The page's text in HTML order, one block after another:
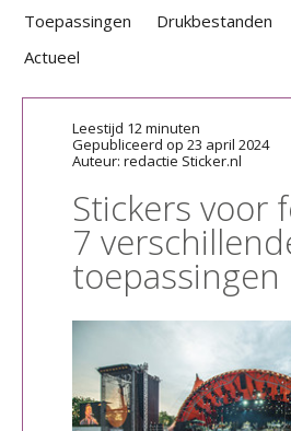
Toepassingen
Drukbestanden
Actueel
Leestijd 12 minuten
Gepubliceerd op 23 april 2024
Auteur: redactie Sticker.nl
Stickers voor
7
toepassingen